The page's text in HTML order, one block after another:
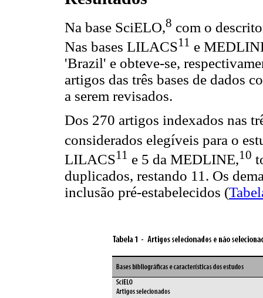
Na base SciELO,8 com o
Nas bases LILACS11 e
'Brazil' e obteve-se,
artigos das três bases de dados
a serem revisados.
Dos 270 artigos indexados nas
considerados elegíveis para o
LILACS11 e 5 da MEDLINE,10
duplicados, restando 11. Os
inclusão pré-estabelecidos (